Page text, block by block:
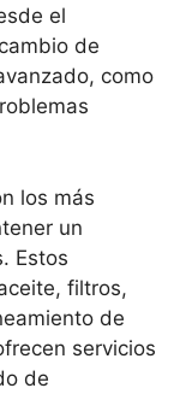
el
de
como
los más
un
Estos
filtros,
de
servicios
de